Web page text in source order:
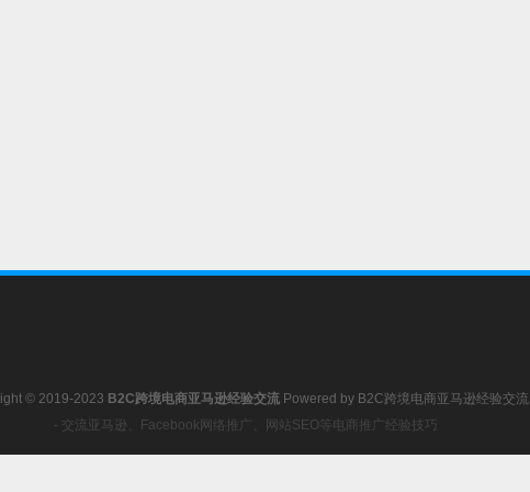
© 2019-2023 B2C跨境电商亚马逊经验交流 Powered by B2C跨境电商亚马逊经验交流
- 交流亚马逊、Facebook网络推广、网站SEO等电商推广经验技巧